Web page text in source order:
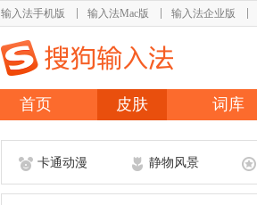
输入法手机版 输入法Mac版 输入法企业版
首页 皮肤 词库
卡通动漫 静物风景